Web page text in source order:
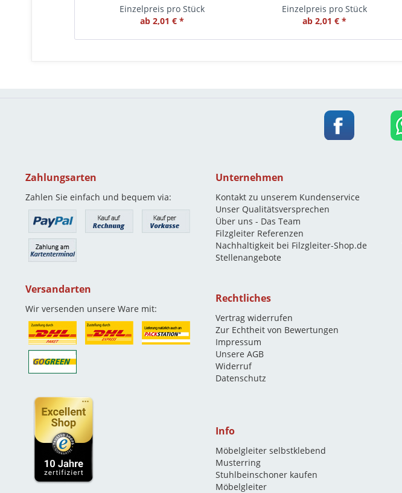
Einzelpreis pro Stück
ab 2,01 € *
Einzelpreis pro Stück
ab 2,01 € *
Zahlungsarten
Zahlen Sie einfach und bequem via:
Versandarten
Wir versenden unsere Ware mit:
Unternehmen
Kontakt zu unserem Kundenservice
Unser Qualitätsversprechen
Über uns - Das Team
Filzgleiter Referenzen
Nachhaltigkeit bei Filzgleiter-Shop.de
Stellenangebote
Rechtliches
Vertrag widerrufen
Zur Echtheit von Bewertungen
Impressum
Unsere AGB
Widerruf
Datenschutz
Info
Möbelgleiter selbstklebend
Musterring
Stuhlbeinschoner kaufen
Möbelgleiter